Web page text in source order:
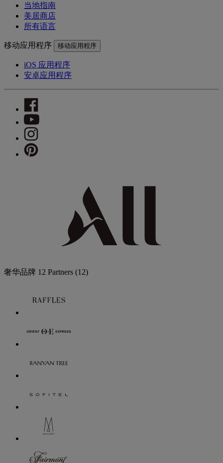
当地指南
美居商店
所有语言
移动应用程序 移动应用程序
iOS 应用程序
安卓应用程序
奢华品牌 12 Partners (12)